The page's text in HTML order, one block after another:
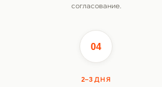
согласование.
04
2–3 ДНЯ